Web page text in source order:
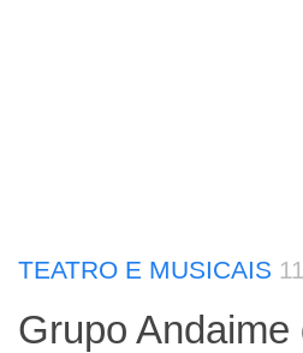
TEATRO E MUSICAIS
Grupo Andaime